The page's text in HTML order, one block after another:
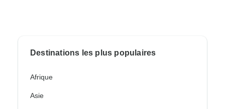
Destinations les plus populaires
Afrique
Asie